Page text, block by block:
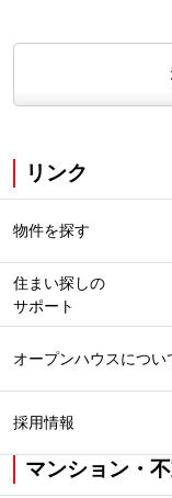
リンク
物件を探す
住まい探しの
サポート
オープンハウスについ
採用情報
マンション・